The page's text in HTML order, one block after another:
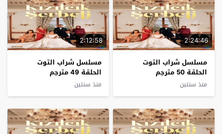
2:24:46
مسلسل شراب التوت
الحلقة 50 مترجم
منذ سنتين
2:12:58
مسلسل شراب التوت
الحلقة 49 مترجم
منذ سنتين